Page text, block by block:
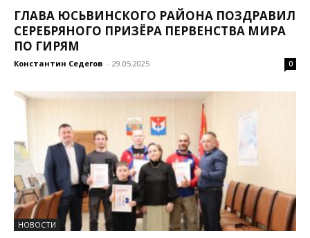
ГЛАВА ЮСЬВИНСКОГО РАЙОНА ПОЗДРАВИЛ
СЕРЕБРЯНОГО ПРИЗЁРА ПЕРВЕНСТВА МИРА
ПО ГИРЯМ
Константин Седегов - 29.05.2025 0
НОВОСТИ